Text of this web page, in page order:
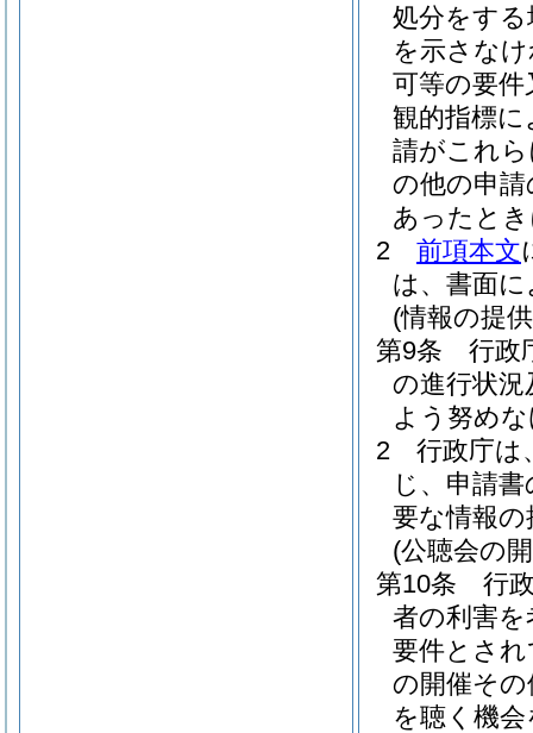
処分をす
を示さな
可等の要
観的指標
請がこれ
の他の申
あったと
2
前項本文
は、書面
(情報の提
第9条
行政
の進行状
よう努め
2
行政庁は
じ、申請
要な情報
(公聴会の
第10条
行
者の利害
要件とさ
の開催そ
を聴く機